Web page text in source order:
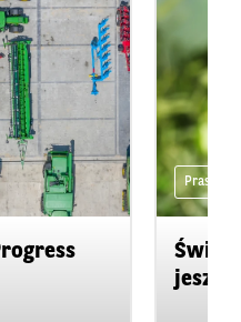
Prasa
Świat: